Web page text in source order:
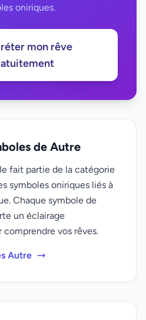
oniriques.
mon rêve
de Autre
fait partie de la catégorie
symboles oniriques liés à
Chaque symbole de
un éclairage
vos rêves.
Autre